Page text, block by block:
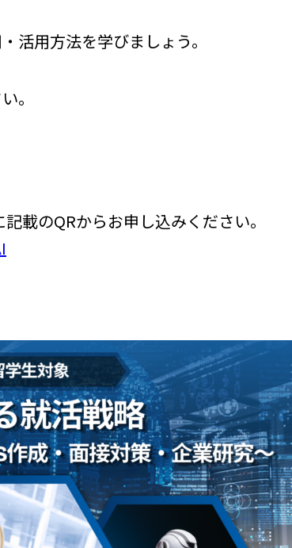
活用方法を学びましょう。
。
載のQRからお申し込みください。